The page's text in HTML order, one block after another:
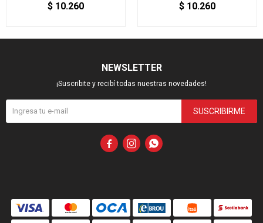
$ 10.260 $ 10.260
NEWSLETTER
¡Suscribite y recibí todas nuestras novedades!
SUSCRIBIRME
  